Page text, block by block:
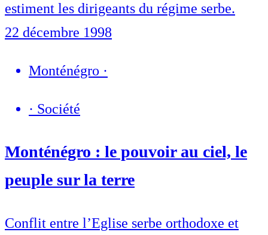
estiment les dirigeants du régime serbe.
22 décembre 1998
Monténégro ·
· Société
Monténégro : le pouvoir au ciel, le
peuple sur la terre
Conflit entre l’Eglise serbe orthodoxe et